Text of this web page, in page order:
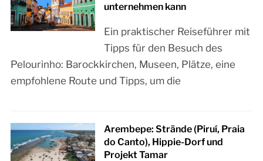
unternehmen kann
Ein praktischer Reiseführer mit
Tipps für den Besuch des
Pelourinho: Barockkirchen, Museen, Plätze, eine
empfohlene Route und Tipps, um die
Arembepe: Strände (Piruí, Praia
do Canto), Hippie-Dorf und
Projekt Tamar